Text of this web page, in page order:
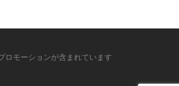
ロモーションが含まれています